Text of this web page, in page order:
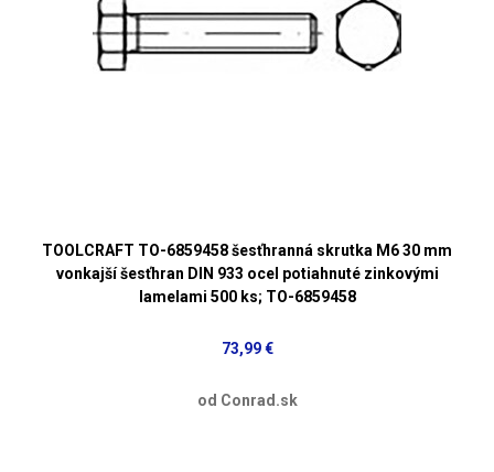
TOOLCRAFT TO-6859458 šesťhranná skrutka M6 30 mm
vonkajší šesťhran DIN 933 ocel potiahnuté zinkovými
lamelami 500 ks; TO-6859458
73,99 €
od Conrad.sk